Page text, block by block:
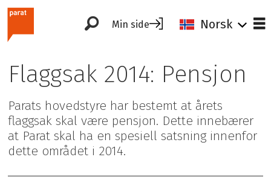
Min side Norsk
Flaggsak 2014: Pensjon
Parats hovedstyre har bestemt at årets
flaggsak skal være pensjon. Dette innebærer
at Parat skal ha en spesiell satsning innenfor
dette området i 2014.